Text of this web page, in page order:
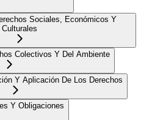
Sociales, Económicos Y
Culturales
Colectivos Y Del Ambiente
Y Aplicación De Los Derechos
Y Obligaciones